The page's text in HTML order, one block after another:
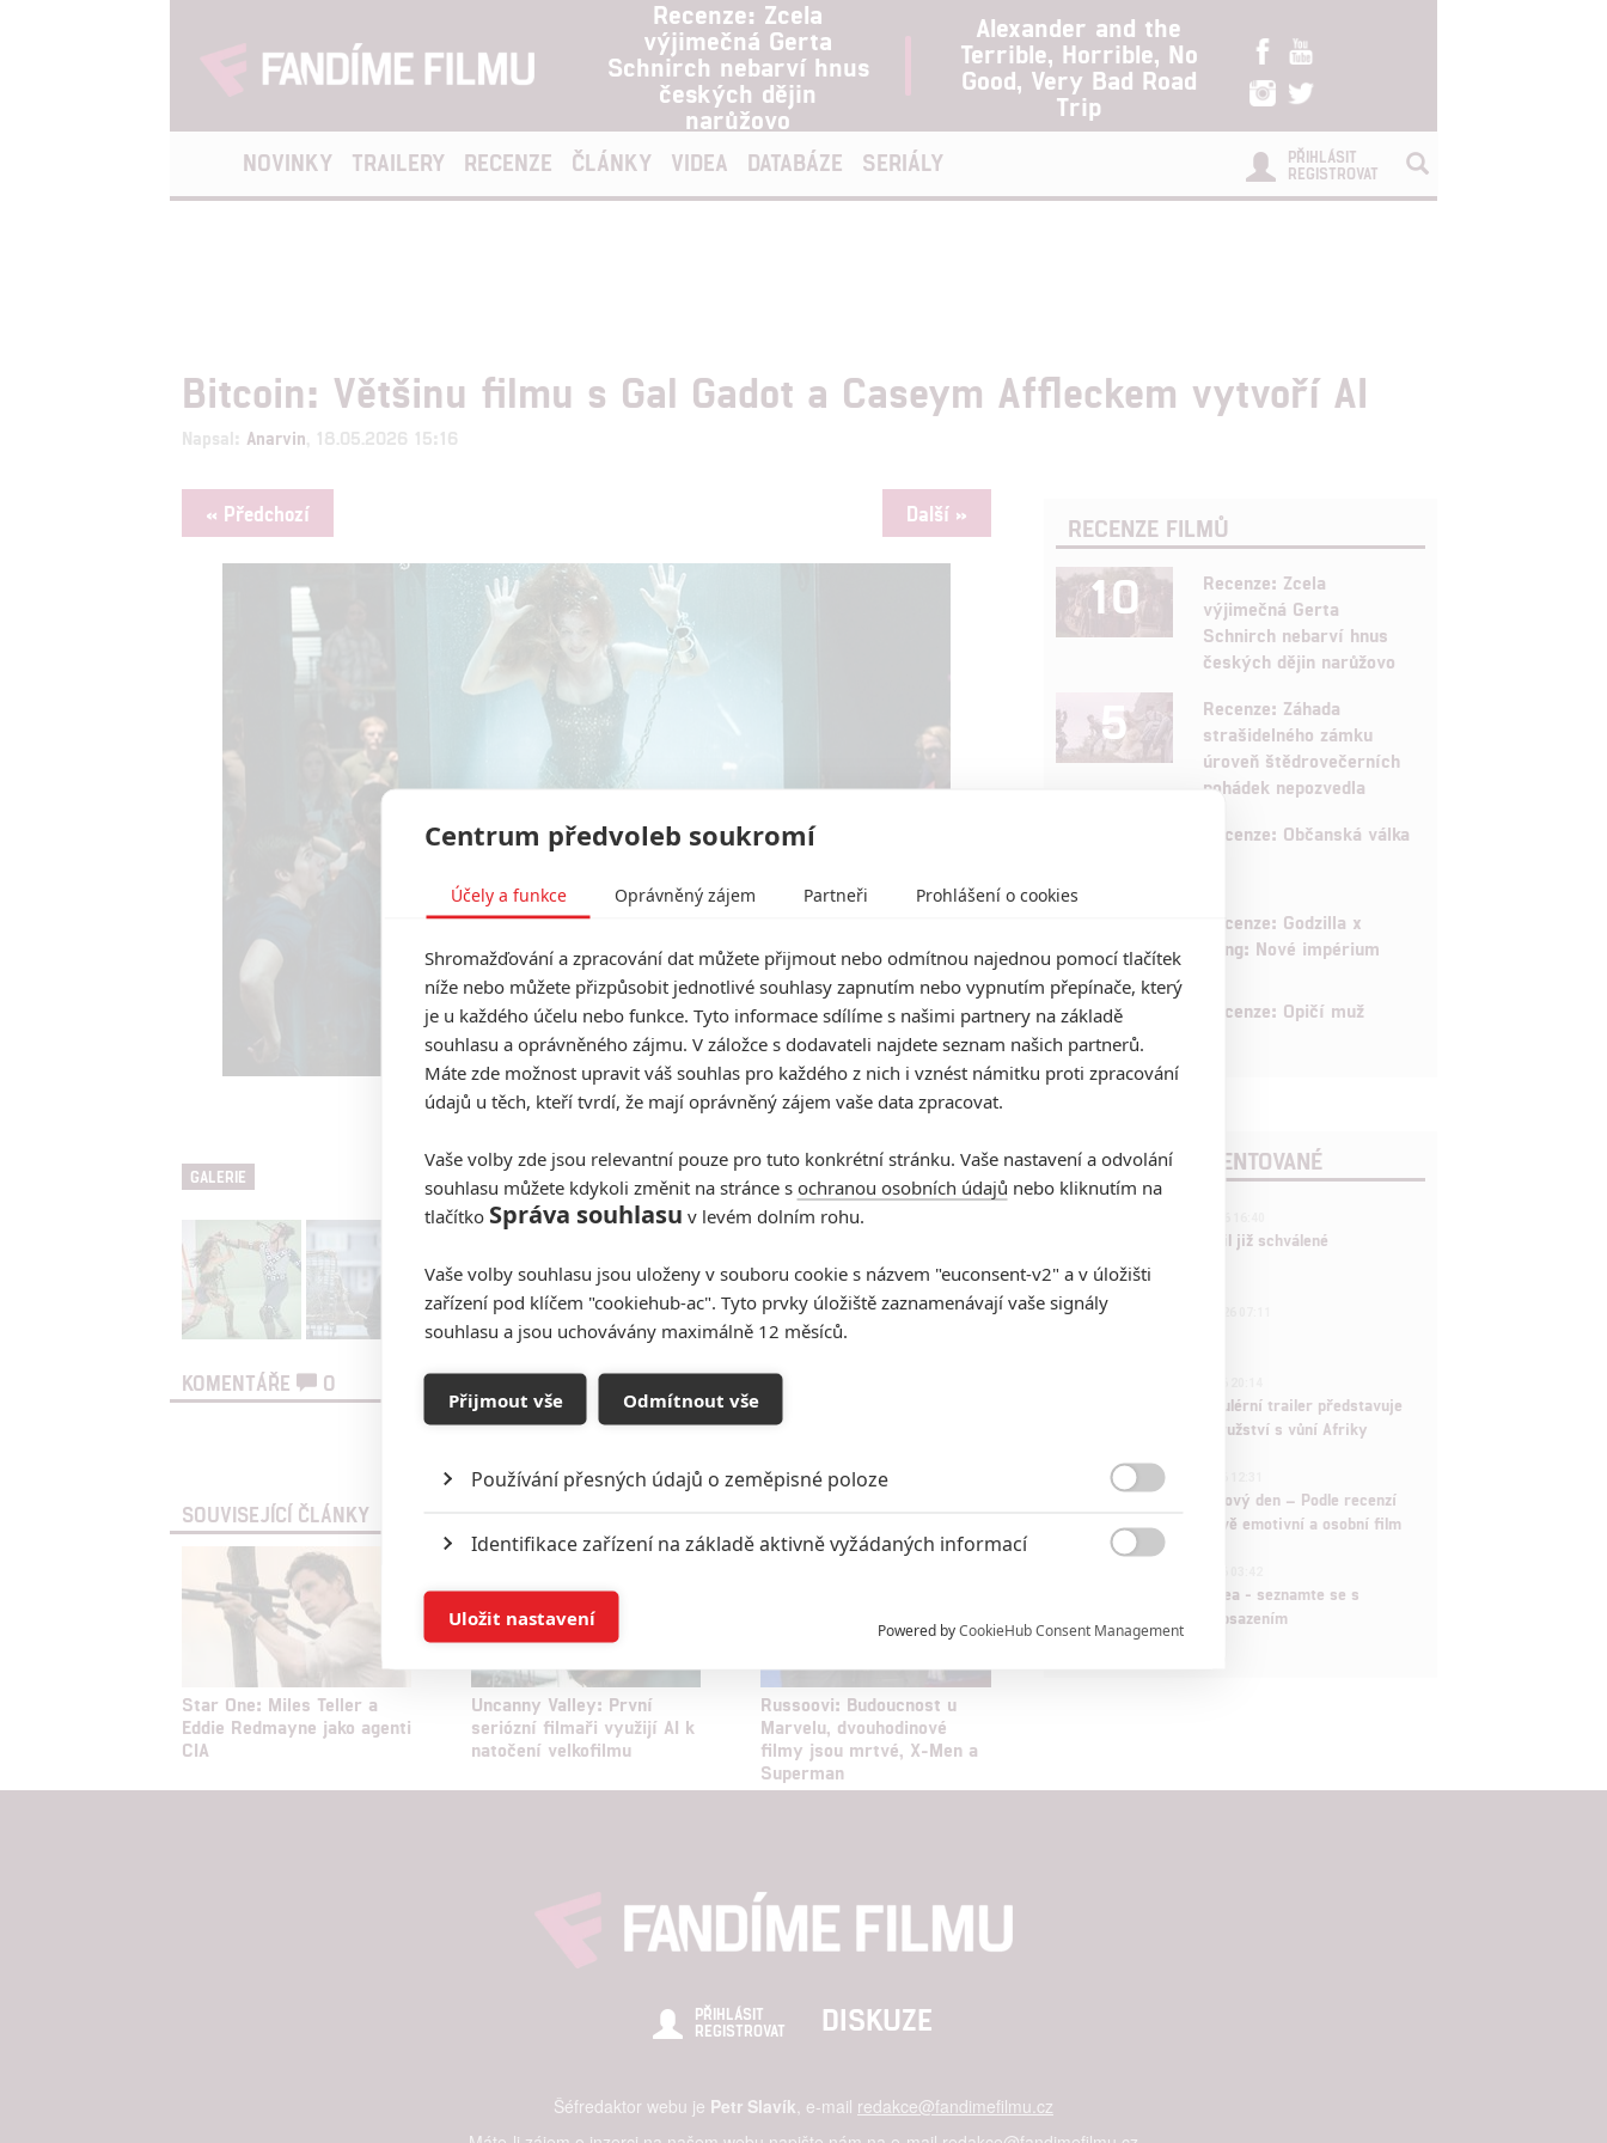
Recenze: Zcela
výjimečná Gerta
Schnirch nebarví hnus
českých dějin
narůžovo
Alexander and the
Terrible, Horrible, No
Good, Very Bad Road
Trip
NOVINKY TRAILERY RECENZE ČLÁNKY VIDEA DATABÁZE SERIÁLY
PŘIHLÁSIT
REGISTROVAT
Bitcoin: Většinu filmu s Gal Gadot a Caseym Affleckem vytvoří AI
Napsal: Anarvin , 18.05.2026 15:16
« Předchozí Další »
Summit Entertainment
GALERIE
KOMENTÁŘE 0
SOUVISEJÍCÍ ČLÁNKY
Star One: Miles Teller a
Eddie Redmayne jako agenti
CIA
Uncanny Valley: První
seriózní filmaři využijí AI k
natočení velkofilmu
Russoovi: Budoucnost u
Marvelu, dvouhodinové
filmy jsou mrtvé, X-Men a
Superman
RECENZE FILMŮ
10
Recenze: Zcela
výjimečná Gerta
Schnirch nebarví hnus
českých dějin narůžovo
5
Recenze: Záhada
strašidelného zámku
úroveň štědrovečerních
pohádek nepozvedla
Recenze: Občanská válka
Recenze: Godzilla x
Kong: Nové impérium
8 Recenze: Opičí muž
POSLEDNÍ KOMENTOVANÉ
Marvel nečekaně zrušil již schválené
pokračování
433
Děti krve a kostí: Regulérní trailer představuje
akční fantasy dobrodružství s vůní Afriky
ČLÁNEK | 30.07.2026 12:31
Spider-Man: Zbrusu nový den – Podle recenzí
máme čekat překvapivě emotivní a osobní film
Velké preview: Odyssea - seznamte se s
maximálně nabitým obsazením
PŘIHLÁSIT
REGISTROVAT
DISKUZE
Šéfredaktor webu je Petr Slavík , e-mail redakce@fandimefilmu.cz
Centrum předvoleb soukromí
Účely a funkce Oprávněný zájem Partneři Prohlášení o cookies
Shromažďování a zpracování dat můžete přijmout nebo odmítnou najednou pomocí tlačítek
níže nebo můžete přizpůsobit jednotlivé souhlasy zapnutím nebo vypnutím přepínače, který
je u každého účelu nebo funkce. Tyto informace sdílíme s našimi partnery na základě
souhlasu a oprávněného zájmu. V záložce s dodavateli najdete seznam našich partnerů.
Máte zde možnost upravit váš souhlas pro každého z nich i vznést námitku proti zpracování
údajů u těch, kteří tvrdí, že mají oprávněný zájem vaše data zpracovat.
Vaše volby zde jsou relevantní pouze pro tuto konkrétní stránku. Vaše nastavení a odvolání
souhlasu můžete kdykoli změnit na stránce s ochranou osobních údajů nebo kliknutím na
tlačítko Správa souhlasu v levém dolním rohu.
Vaše volby souhlasu jsou uloženy v souboru cookie s názvem "euconsent-v2" a v úložišti
zařízení pod klíčem "cookiehub-ac". Tyto prvky úložiště zaznamenávají vaše signály
souhlasu a jsou uchovávány maximálně 12 měsíců.
Přijmout vše Odmítnout vše
Používání přesných údajů o zeměpisné poloze
Identifikace zařízení na základě aktivně vyžádaných informací
Ukládání a/nebo přístup k informacím v zařízení

Reklama založená na omezených údajích a měření reklamy
Personalizovaný obsah, měření obsahu, průzkum publika a vývoj
služeb
Poskytování a zobrazování reklamy a obsahu
Powered byCookieHub Consent Management
Uložit nastavení